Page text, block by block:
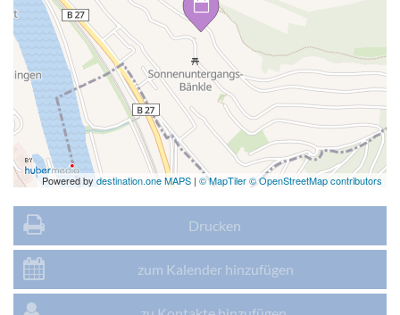
Powered by destination.one MAPS | © MapTiler © OpenStreetMap contributors
Drucken
zum Kalender hinzufügen